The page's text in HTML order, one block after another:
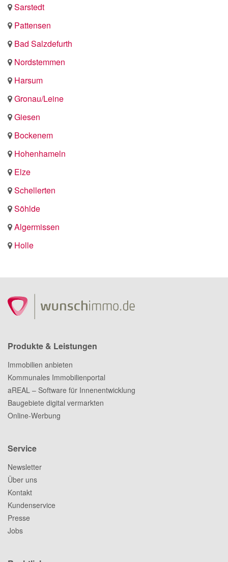
Sarstedt
Pattensen
Bad Salzdefurth
Nordstemmen
Harsum
Gronau/Leine
Giesen
Bockenem
Hohenhameln
Elze
Schellerten
Söhlde
Algermissen
Holle
Produkte & Leistungen
Immobilien anbieten
Kommunales Immobilienportal
aREAL – Software für Innenentwicklung
Baugebiete digital vermarkten
Online-Werbung
Service
Newsletter
Über uns
Kontakt
Kundenservice
Presse
Jobs